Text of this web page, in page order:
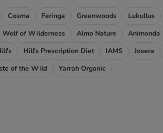
Cosma Feringa Greenwoods Lukullus
Wolf of Wilderness Almo Nature Animonda
Hill's Prescription Diet IAMS Josera
of the Wild Yarrah Organic